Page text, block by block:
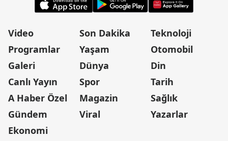
Video
Programlar
Galeri
Canlı Yayın
A Haber Özel
Gündem
Ekonomi
Son Dakika
Yaşam
Dünya
Spor
Magazin
Viral
Teknoloji
Otomobil
Din
Tarih
Sağlık
Yazarlar